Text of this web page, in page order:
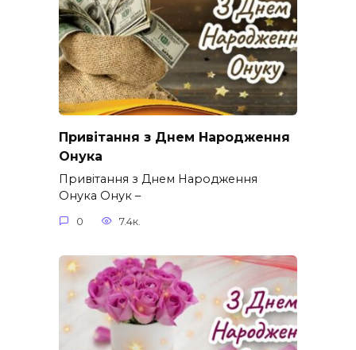
Привітання з Днем Народження
Онука
Привітання з Днем Народження
Онука Онук –
0 7.4к.